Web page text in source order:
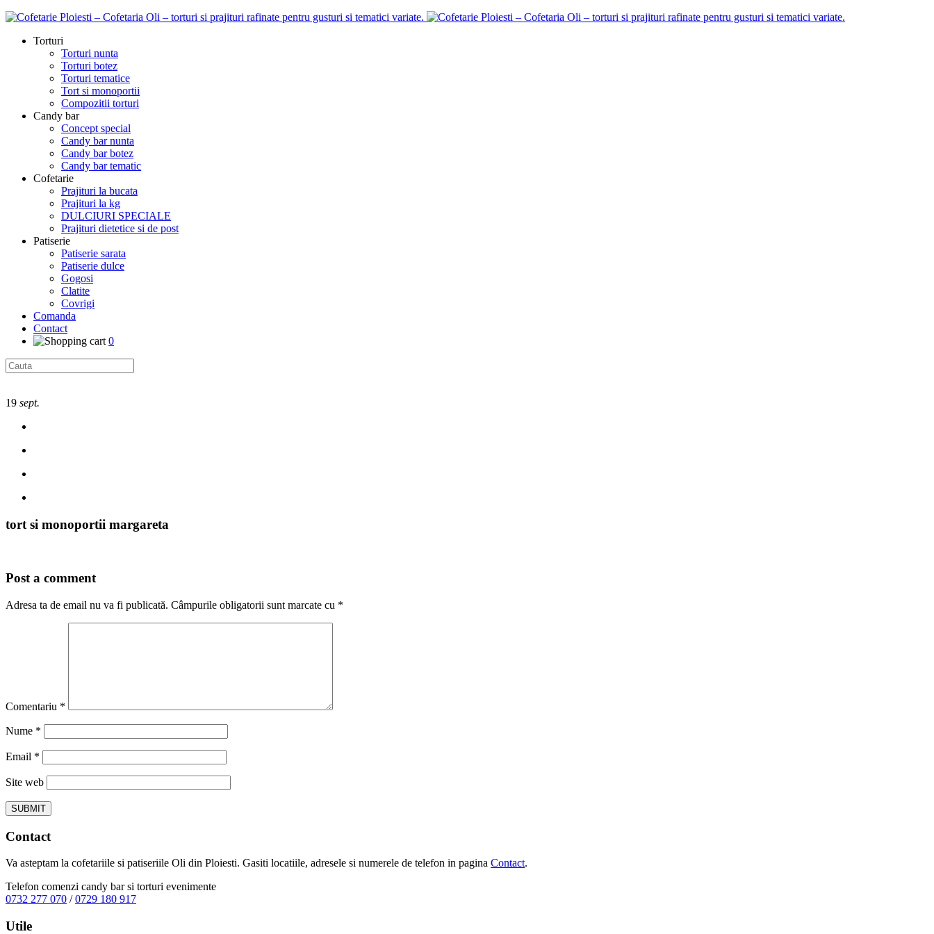
Torturi
Torturi nunta
Torturi botez
Torturi tematice
Tort si monoportii
Compozitii torturi
Candy bar
Concept special
Candy bar nunta
Candy bar botez
Candy bar tematic
Cofetarie
Prajituri la bucata
Prajituri la kg
DULCIURI SPECIALE
Prajituri dietetice si de post
Patiserie
Patiserie sarata
Patiserie dulce
Gogosi
Clatite
Covrigi
Comanda
Contact
0
19 sept.
tort si monoportii margareta
Post a comment
Adresa ta de email nu va fi publicată. Câmpurile obligatorii sunt marcate cu *
Comentariu *
Nume *
Email *
Site web
Contact
Va asteptam la cofetariile si patiseriile Oli din Ploiesti. Gasiti locatiile, adresele si numerele de telefon in pagina Contact.
Telefon comenzi candy bar si torturi evenimente
0732 277 070 /0729 180 917
Utile